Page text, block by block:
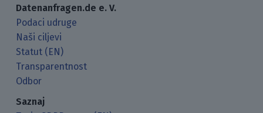
Datenanfragen.de e. V.
Podaci udruge
Naši ciljevi
Statut (EN)
Transparentnost
Odbor
Saznaj